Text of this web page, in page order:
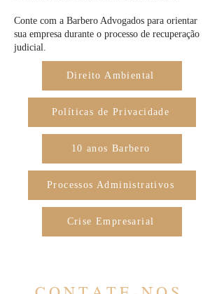
Conte com a Barbero Advogados para orientar
sua empresa durante o processo de recuperação
judicial.
Direito Ambiental
Políticas de Privacidade
10 anos Barbero
Processos Administrativos
Crise Empresarial